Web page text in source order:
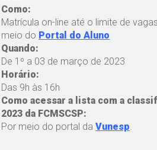
Como:
Matrícula on-line até o limite de
meio do Portal do Aluno
Quando:
De 1º a 03 de março de 2023
Horário:
Das 9h às 16h
Como acessar a lista com a
2023 da FCMSCSP:
Por meio do portal daVunesp